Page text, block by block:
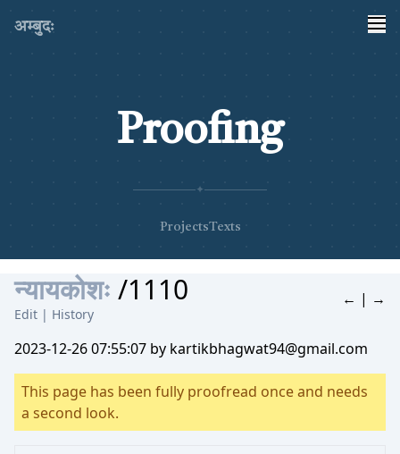
अम्बुदः
Proofing
✦
ProjectsTexts
न्यायकोशः /1110
Edit | History
← | →
2023-12-26 07:55:07 by kartikbhagwat94@gmail.com
This page has been fully proofread once and needs
a second look.